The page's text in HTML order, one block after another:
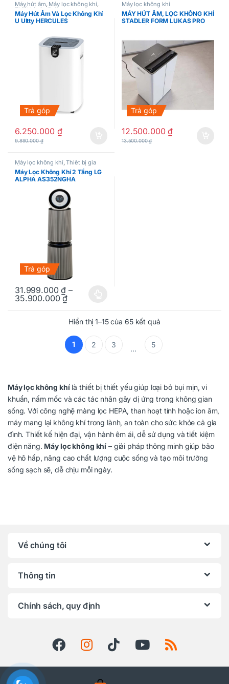
Máy hút ẩm, Máy lọc không khí,
Thiết bị gia đình
Máy Hút Ẩm Và Lọc Không Khí
U Ultty HERCULES
Trả góp
6.250.000 ₫
9.890.000₫
Máy lọc không khí
MÁY HÚT ẨM, LỌC KHÔNG KHÍ
STADLER FORM LUKAS PRO
Trả góp
12.500.000₫
13.500.000₫
Máy lọc không khí,Thiết bị gia
đình
Máy Lọc Không Khí 2 Tầng LG
ALPHA AS352NGHA
Trả góp
31.999.000₫ –
35.900.000₫
Sản phẩm này có nhiều biến thể. Các tùy chọn có thể được
Hiển thị 1–15 của 65 kết quả
1 2 3 … 5
Máy lọc không khílà thiết bị thiết yếu giúp loại bỏ bụi mịn, vi
khuẩn, nấm mốc và các tác nhân gây dị ứng trong không gian
sống. Với công nghệ màng lọc HEPA, than hoạt tính hoặc ion âm,
máy mang lại không khí trong lành, an toàn cho sức khỏe cả gia
đình. Thiết kế hiện đại, vận hành êm ái, dễ sử dụng và tiết kiệm
điện năng. Máy lọc không khí – giải pháp thông minh giúp bảo
vệ hô hấp, nâng cao chất lượng cuộc sống và tạo môi trường
sống sạch sẽ, dễ chịu mỗi ngày.
Về chúng tôi
Thông tin
Chính sách, quy định